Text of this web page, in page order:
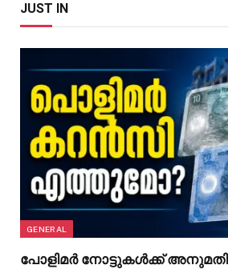
JUST IN
GENERAL
പോളിമർ നോട്ടുകൾക്ക് അനുമതി